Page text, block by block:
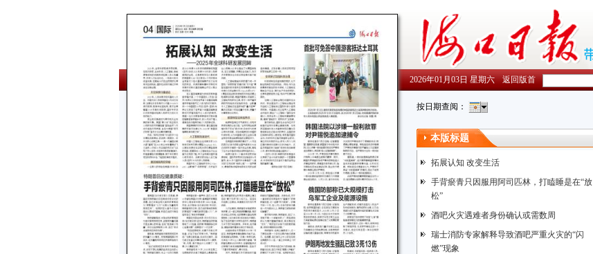
2026年01月03日 星期六 返回版首
按日期查阅：
本版标题
拓展认知 改变生活
手背瘀青只因服用阿司匹林，打瞌睡是在“放
松”
酒吧火灾遇难者身份确认或需数周
瑞士消防专家解释导致酒吧严重火灾的“闪
燃”现象